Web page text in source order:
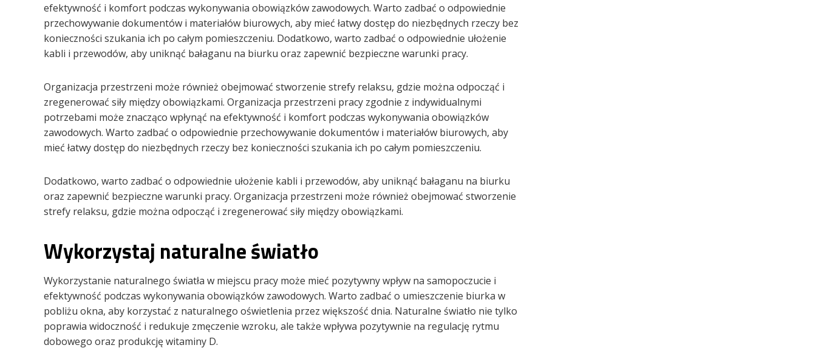
efektywność i komfort podczas wykonywania obowiązków zawodowych. Warto zadbać o odpowiednie
przechowywanie dokumentów i materiałów biurowych, aby mieć łatwy dostęp do niezbędnych rzeczy bez
konieczności szukania ich po całym pomieszczeniu. Dodatkowo, warto zadbać o odpowiednie ułożenie
kabli i przewodów, aby uniknąć bałaganu na biurku oraz zapewnić bezpieczne warunki pracy.
Organizacja przestrzeni może również obejmować stworzenie strefy relaksu, gdzie można odpocząć i
zregenerować siły między obowiązkami. Organizacja przestrzeni pracy zgodnie z indywidualnymi
potrzebami może znacząco wpłynąć na efektywność i komfort podczas wykonywania obowiązków
zawodowych. Warto zadbać o odpowiednie przechowywanie dokumentów i materiałów biurowych, aby
mieć łatwy dostęp do niezbędnych rzeczy bez konieczności szukania ich po całym pomieszczeniu.
Dodatkowo, warto zadbać o odpowiednie ułożenie kabli i przewodów, aby uniknąć bałaganu na biurku
oraz zapewnić bezpieczne warunki pracy. Organizacja przestrzeni może również obejmować stworzenie
strefy relaksu, gdzie można odpocząć i zregenerować siły między obowiązkami.
Wykorzystaj naturalne światło
Wykorzystanie naturalnego światła w miejscu pracy może mieć pozytywny wpływ na samopoczucie i
efektywność podczas wykonywania obowiązków zawodowych. Warto zadbać o umieszczenie biurka w
pobliżu okna, aby korzystać z naturalnego oświetlenia przez większość dnia. Naturalne światło nie tylko
poprawia widoczność i redukuje zmęczenie wzroku, ale także wpływa pozytywnie na regulację rytmu
dobowego oraz produkcję witaminy D.